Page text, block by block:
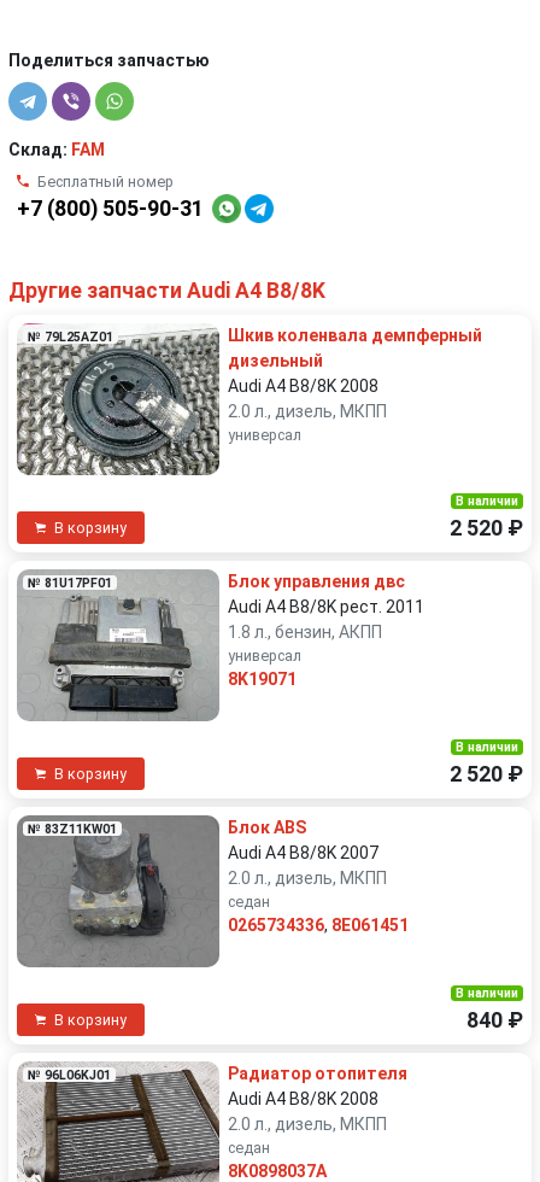
Поделиться запчастью
Склад: FAM
Бесплатный номер
+7 (800) 505-90-31
Другие запчасти Audi A4 B8/8K
№ 79L25AZ01
Шкив коленвала демпферный
дизельный
Audi A4 B8/8K 2008
2.0 л., дизель, МКПП
универсал
В корзину
В наличии
2 520 ₽
№ 81U17PF01
Блок управления двс
Audi A4 B8/8K рест. 2011
1.8 л., бензин, АКПП
универсал
8K19071
В корзину
В наличии
2 520 ₽
№ 83Z11KW01
Блок ABS
Audi A4 B8/8K 2007
2.0 л., дизель, МКПП
седан
0265734336, 8E061451
В корзину
В наличии
840 ₽
№ 96L06KJ01
Радиатор отопителя
Audi A4 B8/8K 2008
2.0 л., дизель, МКПП
седан
8K0898037A